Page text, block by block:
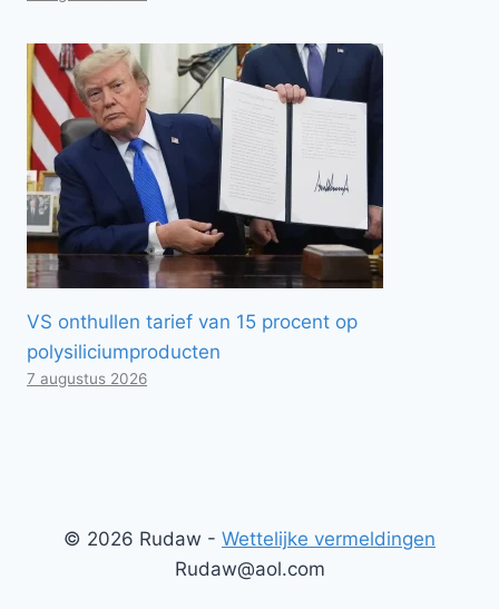
VS onthullen tarief van 15 procent op
polysiliciumproducten
7 augustus 2026
© 2026 Rudaw - Wettelijke vermeldingen
Rudaw@aol.com